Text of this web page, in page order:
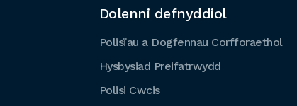
Dolenni defnyddiol
Polisïau a Dogfennau Corfforaethol
Hysbysiad Preifatrwydd
Polisi Cwcis